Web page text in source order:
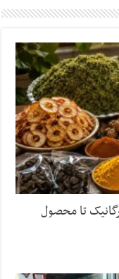
تا محصول